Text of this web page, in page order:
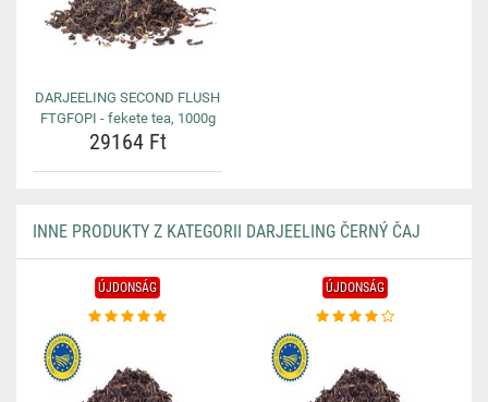
DARJEELING SECOND FLUSH
FTGFOPI - fekete tea, 1000g
29164 Ft
INNE PRODUKTY Z KATEGORII DARJEELING ČERNÝ ČAJ
ÚJDONSÁG ÚJDONSÁG